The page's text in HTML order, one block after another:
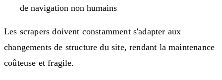
de navigation non humains
Les scrapers doivent constamment s'adapter aux
changements de structure du site, rendant la maintenance
coûteuse et fragile.